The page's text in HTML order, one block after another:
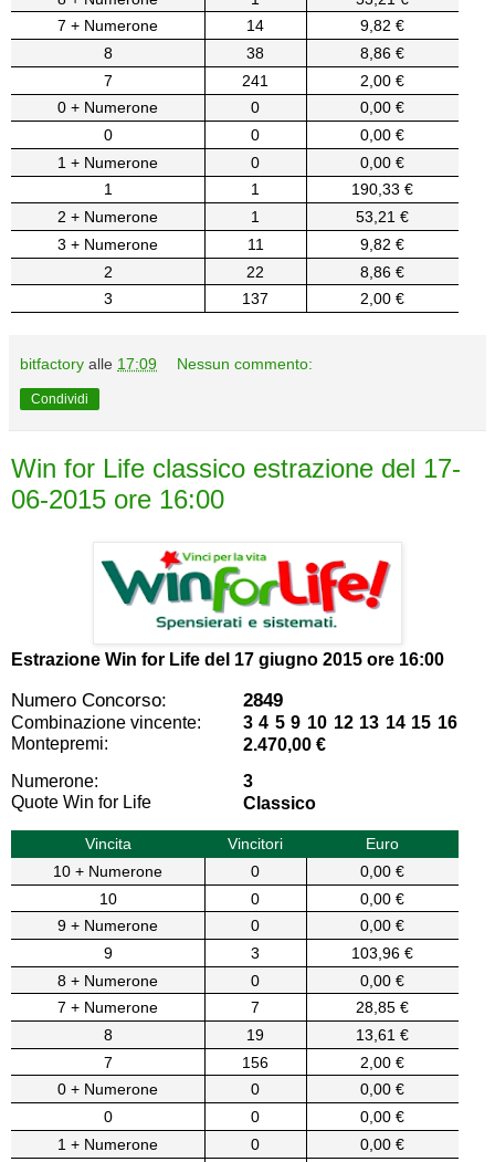
7 + Numerone
14
9,82 €
8
38
8,86 €
7
241
2,00 €
0 + Numerone
0
0,00 €
0
0
0,00 €
1 + Numerone
0
0,00 €
1
1
190,33 €
2 + Numerone
1
53,21 €
3 + Numerone
11
9,82 €
2
22
8,86 €
3
137 2,00 €
bitfactory alle 17:09 Nessun commento:
Condividi
Win for Life classico estrazione del 17-
06-2015 ore 16:00
Estrazione Win for Life del 17 giugno 2015 ore 16:00
Numero Concorso: 2849
Combinazione vincente:
3 4 5 9 10 12 13 14 15 16
Montepremi:
2.470,00 €
Numerone:
3
Quote Win for Life
Classico
Vincita Vincitori
Euro
10 + Numerone
0
0,00 €
10
0
0,00 €
9 + Numerone
0
0,00 €
9
3
103,96 €
8 + Numerone
0
0,00 €
7 + Numerone
7
28,85 €
8
19
13,61 €
7
156
2,00 €
0 + Numerone
0
0,00 €
0
0
0,00 €
1 + Numerone
0
0,00 €